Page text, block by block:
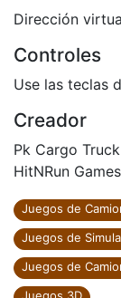
Dirección
Controles
Use las teclas
Creador
Pk Cargo
HitNRun
Juegos de
Juegos de
Juegos de